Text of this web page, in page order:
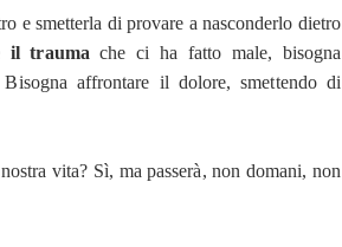
e smetterla di provare a nasconderlo dietro
il trauma che ci ha fatto male, bisogna
affrontare il dolore, smettendo di
vita? Sì, ma passerà, non domani, non